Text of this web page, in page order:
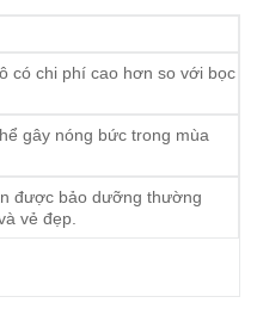
có chi phí cao hơn so với bọc
gây nóng bức trong mùa
được bảo dưỡng thường
vẻ đẹp.